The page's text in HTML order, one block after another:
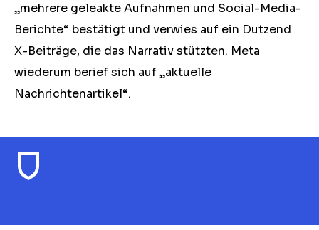
„mehrere geleakte Aufnahmen und Social-Media-
Berichte“ bestätigt und verwies auf ein Dutzend
X-Beiträge, die das Narrativ stützten. Meta
wiederum berief sich auf „aktuelle
Nachrichtenartikel“.